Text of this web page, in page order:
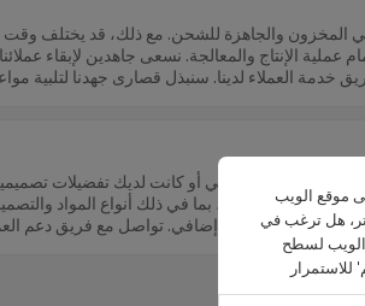
معظم المنتجات المتوفرة في المخزون والجاهزة للشحن. مع
الإنتاج والمعالجة. نسعى جاهدين لإبقاء
العملاء لدينا. سنبذل قصارى جهدنا لتلبية
غير قياسي أو كانت لديك تفضيلات
التخصيص المُتاحة، بما في ذلك أنواع المواد
قد تتطلب وقت إنتاج إضافي. تواصل مع فريق دعم
موقع الويب
هل ترغب في
الويب لسطح